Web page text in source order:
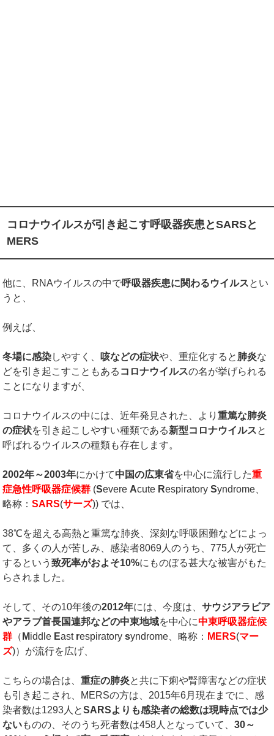
コロナウイルスが引き起こす呼吸器疾患とSARSと
MERS
他に、RNAウイルスの中で呼吸器疾患に関わるウイルスとい
うと、
例えば、
冬場に感染しやすく、咳などの症状や、重症化すると 肺炎な
どを引き起こすこともある コロナウイルスの名が挙げられる
ことになりますが、
コロナウイルスの中には、近年発見された、より重篤な肺炎
の症状を引き起こしやすい種類である新型コロナウイルスと
呼ばれるウイルスの種類も存在します。
2002年～2003年にかけて中国の広東省を中心に流行した重
症急性呼吸器症候群 (SevereAcute Respiratory Syndrome、
略称：SARS(サーズ)) では、
38℃を超える高熱と重篤な肺炎、深刻な呼吸困難などによっ
て、多くの人が苦しみ、感染者8069人のうち、775人が死亡
するという致死率がおよそ10%にものぼる甚大な被害がもた
らされました。
そして、その10年後の2012年には、今度は、サウジアラビア
やアラブ首長国連邦などの中東地域を中心に中東呼吸器症候
群 （ Middle Eastrespiratorysyndrome、略称： MERS(マー
ズ)）が流行を広げ、
こちらの場合は、重症の肺炎と共に下痢や腎障害などの症状
も引き起こされ、MERSの方は、2015年6月現在までに、感
染者数は1293人とSARSよりも感染者の総数は現時点では少
ないものの、そのうち死者数は458人となっていて、30～